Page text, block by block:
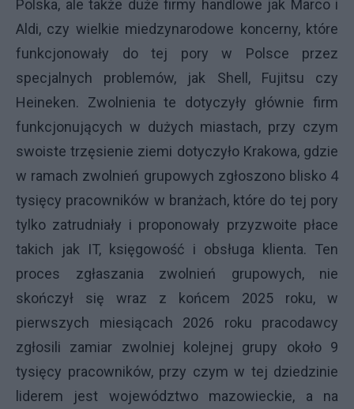
Polska, ale także duże firmy handlowe jak Marco i
Aldi, czy wielkie miedzynarodowe koncerny, które
funkcjonowały do tej pory w Polsce przez
specjalnych problemów, jak Shell, Fujitsu czy
Heineken. Zwolnienia te dotyczyły głównie firm
funkcjonujących w dużych miastach, przy czym
swoiste trzęsienie ziemi dotyczyło Krakowa, gdzie
w ramach zwolnień grupowych zgłoszono blisko 4
tysięcy pracowników w branżach, które do tej pory
tylko zatrudniały i proponowały przyzwoite płace
takich jak IT, księgowość i obsługa klienta. Ten
proces zgłaszania zwolnień grupowych, nie
skończył się wraz z końcem 2025 roku, w
pierwszych miesiącach 2026 roku pracodawcy
zgłosili zamiar zwolniej kolejnej grupy około 9
tysięcy pracowników, przy czym w tej dziedzinie
liderem jest województwo mazowieckie, a na